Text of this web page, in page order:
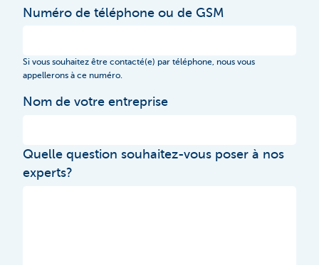
Numéro de téléphone ou de GSM
Si vous souhaitez être contacté(e) par téléphone, nous vous
appellerons à ce numéro.
Nom de votre entreprise
Quelle question souhaitez-vous poser à nos
experts?